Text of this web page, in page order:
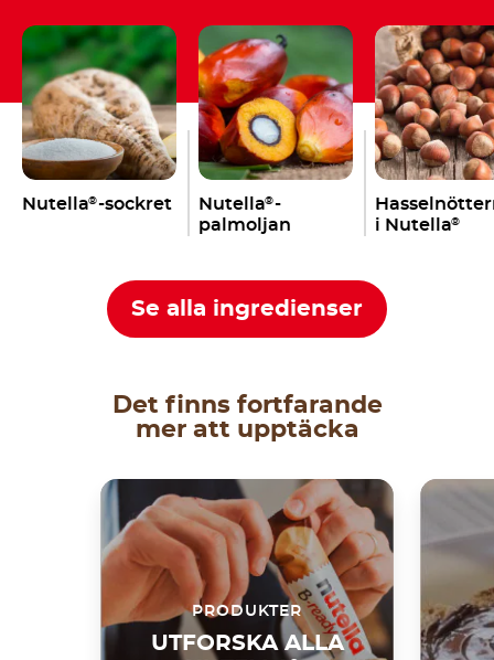
Nutella®-sockret Nutella®-
palmoljan
i Nutella®
Se alla ingredienser
Det finns fortfarande
mer att upptäcka
PRODUKTER
UTFORSKA ALLA